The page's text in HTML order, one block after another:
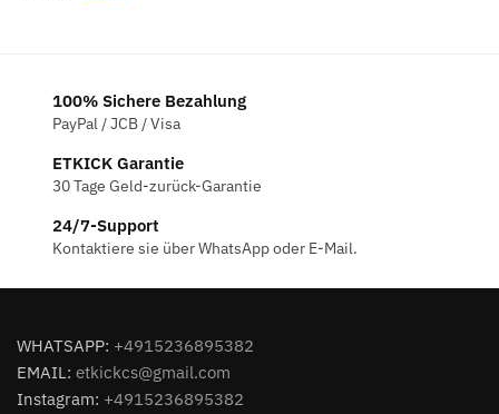
100% Sichere Bezahlung
PayPal / JCB / Visa
ETKICK Garantie
30 Tage Geld-zurück-Garantie
24/7-Support
Kontaktiere sie über WhatsApp oder E-Mail.
WHATSAPP: +4915236895382
EMAIL: etkickcs@gmail.com
Instagram: +4915236895382